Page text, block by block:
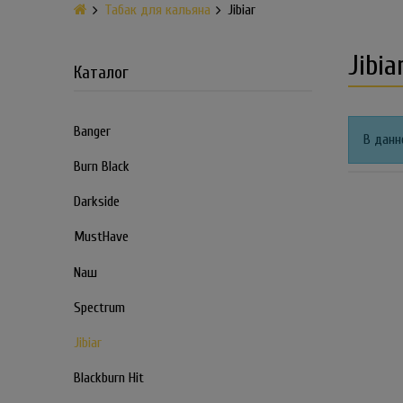
Табак для кальяна Jibiar
Каталог
Banger
Burn Black
Darkside
MustHave
Nаш
Spectrum
Jibiar
Blackburn Hit
В